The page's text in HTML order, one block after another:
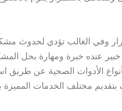
وفي الغالب تؤدي لحدوث
خبير عنده خبرة ومهارة بحل
أنواع الأدوات الصحية عن
مختلف الخدمات المميزة